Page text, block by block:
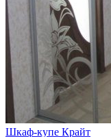
Шкаф-купе Крайт